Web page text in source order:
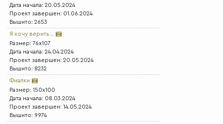
Дата начала: 20.05.2024
Проект завершен: 01.06.2024
Вышито: 2653
Я хочу верить...
Размер: 76x107
Дата начала: 24.04.2024
Проект завершен: 20.05.2024
Вышито: 8232
Фиалки
Размер: 150x100
Дата начала: 08.03.2024
Проект завершен: 14.05.2024
Вышито: 9974